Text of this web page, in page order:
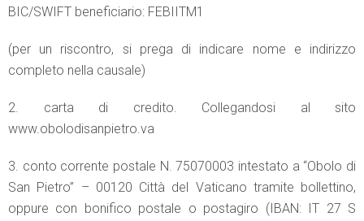
BIC/SWIFT beneficiario: FEBIITM1
(per un riscontro, si prega di indicare nome e indirizzo
completo nella causale)
2. carta di credito. Collegandosi al sito
www.obolodisanpietro.va
3. conto corrente postale N. 75070003 intestato a “Obolo di
San Pietro” – 00120 Città del Vaticano tramite bollettino,
oppure con bonifico postale o postagiro (IBAN: IT 27 S